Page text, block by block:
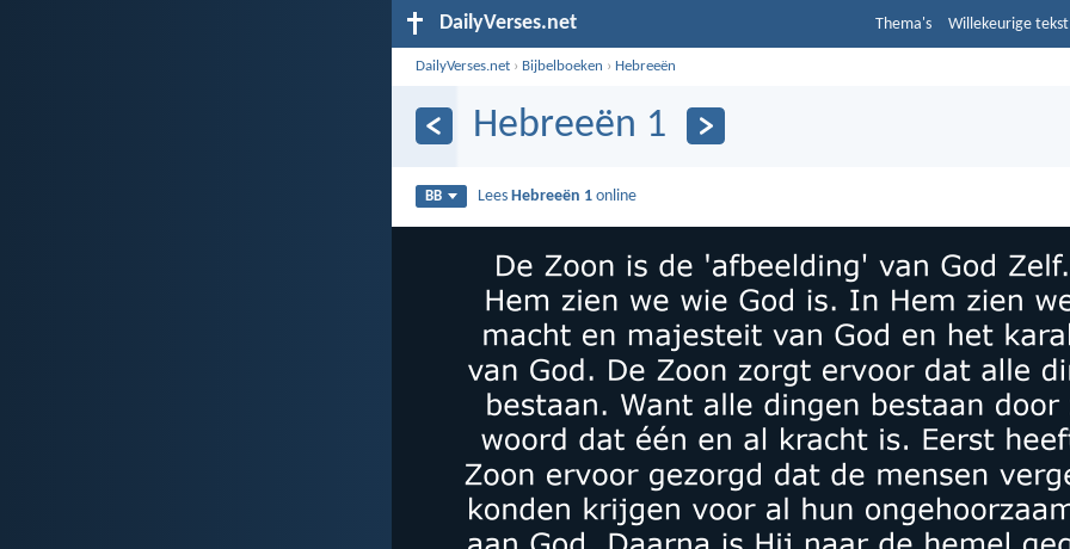
DailyVerses.net Thema's Willekeurige tekst
DailyVerses.net › Bijbelboeken › Hebreeën
Hebreeën 1
BB Lees Hebreeën 1 online